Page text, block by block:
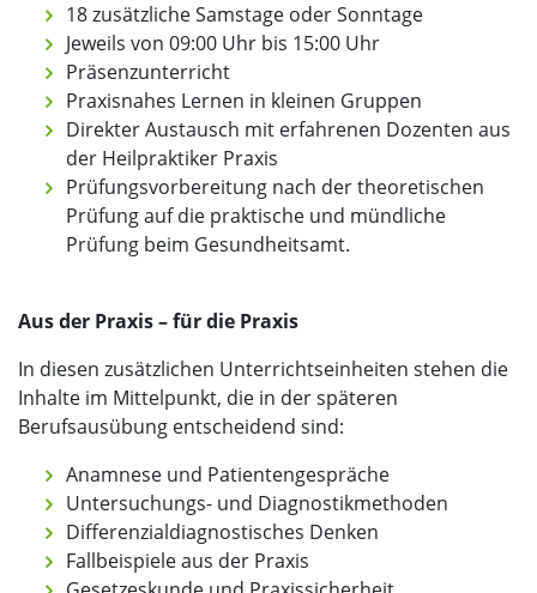
18 zusätzliche Samstage oder Sonntage
Jeweils von 09:00 Uhr bis 15:00 Uhr
Präsenzunterricht
Praxisnahes Lernen in kleinen Gruppen
Direkter Austausch mit erfahrenen Dozenten aus
der Heilpraktiker Praxis
Prüfungsvorbereitung nach der theoretischen
Prüfung auf die praktische und mündliche
Prüfung beim Gesundheitsamt.
Aus der Praxis – für die Praxis
In diesen zusätzlichen Unterrichtseinheiten stehen die
Inhalte im Mittelpunkt, die in der späteren
Berufsausübung entscheidend sind:
Anamnese und Patientengespräche
Untersuchungs- und Diagnostikmethoden
Differenzialdiagnostisches Denken
Fallbeispiele aus der Praxis